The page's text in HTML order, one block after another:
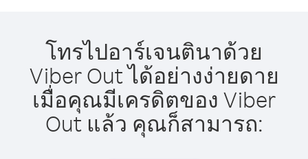
โทรไปอาร์เจนตินาด้วย
Viber Out ได้อย่างง่ายดาย
เมื่อคุณมีเครดิตของ Viber
Out แล้ว คุณก็สามารถ: